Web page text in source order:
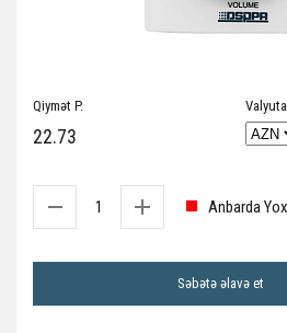
Qiymət P.
22.73
Valyuta
Anbarda
Səbətə əlavə et